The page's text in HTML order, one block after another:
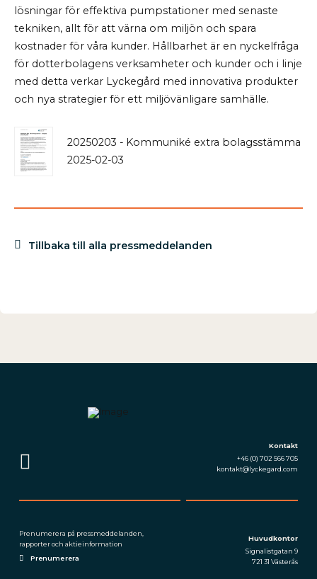
lösningar för effektiva pumpstationer med senaste
tekniken, allt för att värna om miljön och spara
kostnader för våra kunder. Hållbarhet är en nyckelfråga
för dotterbolagens verksamheter och kunder och i linje
med detta verkar Lyckegård med innovativa produkter
och nya strategier för ett miljövänligare samhälle.
20250203 - Kommuniké extra bolagsstämma
2025-02-03
Tillbaka till alla pressmeddelanden
Prenumerera på press­meddelanden,
rapporter och aktieinformation
Prenumerera
Kontakt
+46 (0) 702 566 705
kontakt@lyckegard.com
Huvudkontor
Signalistgatan 9
721 31 Västerås